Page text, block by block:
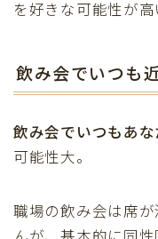
を好きな可能性が高
飲み会でいつも
飲み会でいつもあ
可能性大。
職場の飲み会は席